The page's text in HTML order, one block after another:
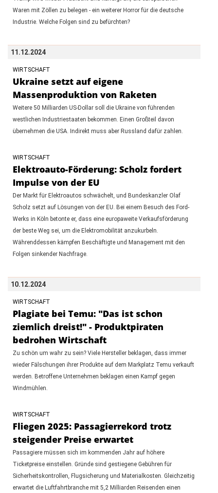
Waren mit Zöllen zu belegen - ein weiterer Horror für die deutsche
Industrie. Welche Folgen sind zu befürchten?
11.12.2024
WIRTSCHAFT
Ukraine setzt auf eigene
Massenproduktion von Raketen
Weitere 50 Milliarden US-Dollar soll die Ukraine von führenden
westlichen Industriestaaten bekommen. Einen Großteil davon
übernehmen die USA. Indirekt muss aber Russland dafür zahlen.
WIRTSCHAFT
Elektroauto-Förderung: Scholz fordert
Impulse von der EU
Der Markt für Elektroautos schwächelt, und Bundeskanzler Olaf
Scholz setzt auf Lösungen von der EU. Bei einem Besuch des Ford-
Werks in Köln betonte er, dass eine europaweite Verkaufsförderung
der beste Weg sei, um die Elektromobilität anzukurbeln.
Währenddessen kämpfen Beschäftigte und Management mit den
Folgen sinkender Nachfrage.
10.12.2024
WIRTSCHAFT
Plagiate bei Temu: "Das ist schon
ziemlich dreist!" - Produktpiraten
bedrohen Wirtschaft
Zu schön um wahr zu sein? Viele Hersteller beklagen, dass immer
wieder Fälschungen ihrer Produkte auf dem Markplatz Temu verkauft
werden. Betroffene Unternehmen beklagen einen Kampf gegen
Windmühlen.
WIRTSCHAFT
Fliegen 2025: Passagierrekord trotz
steigender Preise erwartet
Passagiere müssen sich im kommenden Jahr auf höhere
Ticketpreise einstellen. Gründe sind gestiegene Gebühren für
Sicherheitskontrollen, Flugsicherung und Materialkosten. Gleichzeitig
erwartet die Luftfahrtbranche mit 5,2 Milliarden Reisenden einen